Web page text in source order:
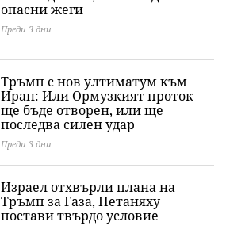
опасни жеги
Преди 3 дни
Тръмп с нов ултиматум към
Иран: Или Ормузкият проток
ще бъде отворен, или ще
последва силен удар
Преди 3 дни
Израел отхвърли плана на
Тръмп за Газа, Нетаняху
постави твърдо условие